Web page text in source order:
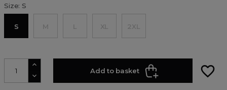
Size: S
S M L XL 2XL
Add to basket favorite_border